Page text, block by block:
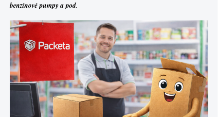
benzínové pumpy a pod.